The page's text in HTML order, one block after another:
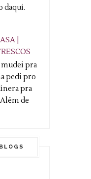
daqui.
|
mudei pra
pedi pro
pra
de